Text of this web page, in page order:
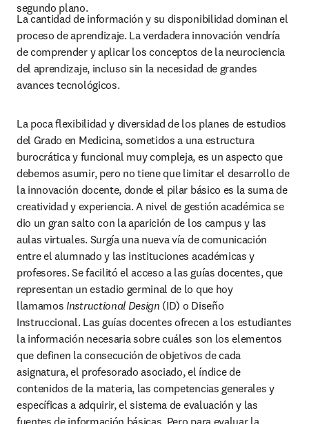
segundo plano.
La cantidad de información y su disponibilidad dominan el
proceso de aprendizaje. La verdadera innovación vendría
de comprender y aplicar los conceptos de la neurociencia
del aprendizaje, incluso sin la necesidad de grandes
avances tecnológicos.
La poca flexibilidad y diversidad de los planes de estudios
del Grado en Medicina, sometidos a una estructura
burocrática y funcional muy compleja, es un aspecto que
debemos asumir, pero no tiene que limitar el desarrollo de
la innovación docente, donde el pilar básico es la suma de
creatividad y experiencia. A nivel de gestión académica se
dio un gran salto con la aparición de los campus y las
aulas virtuales. Surgía una nueva vía de comunicación
entre el alumnado y las instituciones académicas y
profesores. Se facilitó el acceso a las guías docentes, que
representan un estadio germinal de lo que hoy
llamamos Instructional Design (ID) o Diseño
Instruccional. Las guías docentes ofrecen a los estudiantes
la información necesaria sobre cuáles son los elementos
que definen la consecución de objetivos de cada
asignatura, el profesorado asociado, el índice de
contenidos de la materia, las competencias generales y
específicas a adquirir, el sistema de evaluación y las
fuentes de información básicas. Pero para evaluar la